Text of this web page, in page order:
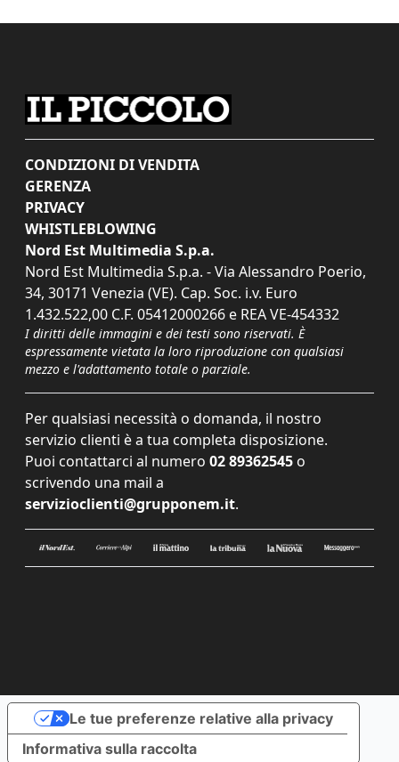
CONDIZIONI DI VENDITA
GERENZA
PRIVACY
WHISTLEBLOWING
Nord Est Multimedia S.p.a.
Nord Est Multimedia S.p.a. - Via Alessandro Poerio,
34, 30171 Venezia (VE). Cap. Soc. i.v. Euro
1.432.522,00 C.F. 05412000266 e REA VE-454332
I diritti delle immagini e dei testi sono riservati. È
espressamente vietata la loro riproduzione con qualsiasi
mezzo e l'adattamento totale o parziale.
Per qualsiasi necessità o domanda, il nostro
servizio clienti è a tua completa disposizione.
Puoi contattarci al numero 02 89362545 o
scrivendo una mail a
servizioclienti@grupponem.it.
Informativa sulla raccolta
Le tue preferenze relative alla privacy